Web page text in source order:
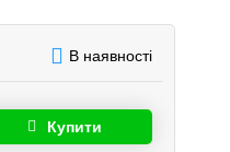
В наявності
Купити